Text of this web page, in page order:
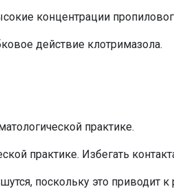
концентрации
действие клотримазола.
практике.
практике. Избегать
поскольку это приводит